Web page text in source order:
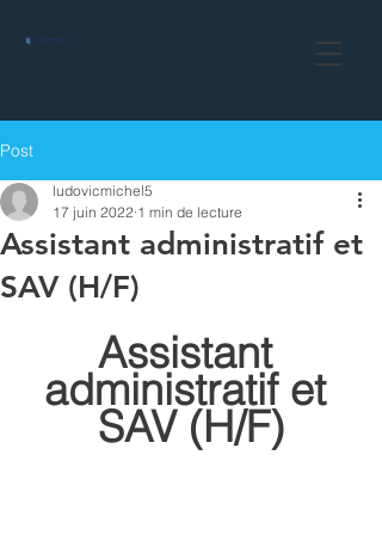
Post
Assistant administratif et
SAV (H/F)
ludovicmichel5
17 juin 2022 1 min de lecture
Assistant
administratif et
SAV (H/F)